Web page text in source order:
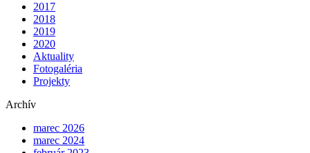
2017
2018
2019
2020
Aktuality
Fotogaléria
Projekty
Archív
marec 2026
marec 2024